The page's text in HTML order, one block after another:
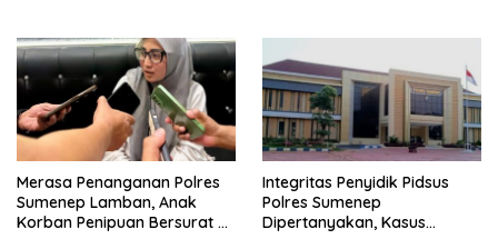
Merasa Penanganan Polres
Sumenep Lamban, Anak
Korban Penipuan Bersurat ke
Integritas Penyidik Pidsus
Polres Sumenep
Dipertanyakan, Kasus